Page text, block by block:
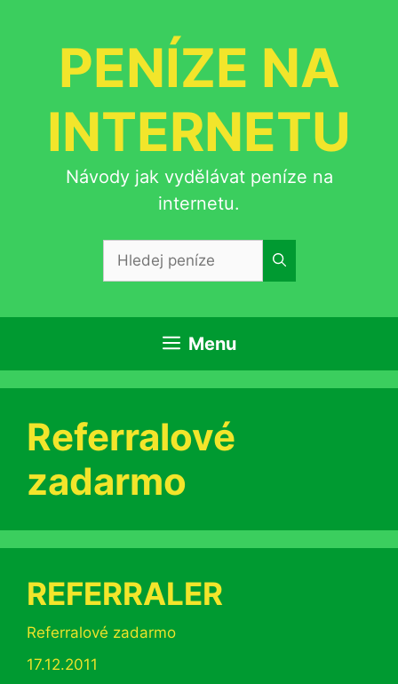
PENÍZE NA
INTERNETU
Návody jak vydělávat peníze na
internetu.
Menu
Referralové
zadarmo
REFERRALER
Rubriky
Referralové zadarmo
17.12.2011